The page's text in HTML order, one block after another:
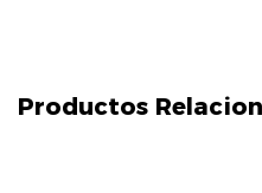
Productos